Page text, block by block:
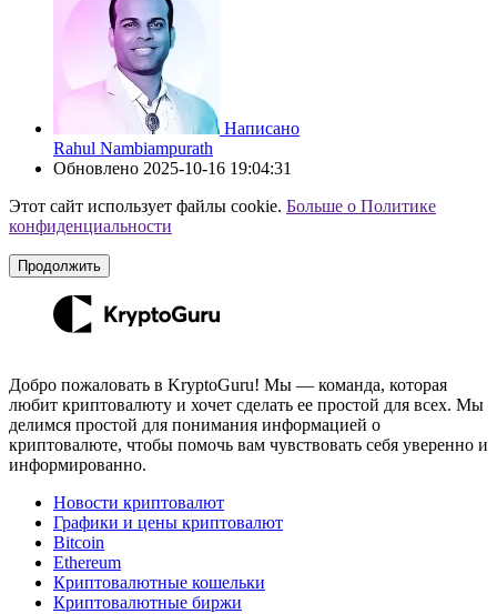
Написано
Rahul Nambiampurath
Обновлено 2025-10-16 19:04:31
Этот сайт использует файлы cookie. Больше о Политике
конфиденциальности
Продолжить
Добро пожаловать в KryptoGuru! Мы — команда, которая
любит криптовалюту и хочет сделать ее простой для всех. Мы
делимся простой для понимания информацией о
криптовалюте, чтобы помочь вам чувствовать себя уверенно и
информированно.
Новости криптовалют
Графики и цены криптовалют
Bitcoin
Ethereum
Криптовалютные кошельки
Криптовалютные биржи